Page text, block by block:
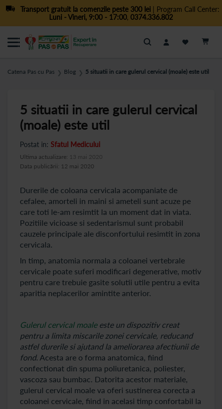
Transport gratuit la comenzile peste 300 lei| Program Call Center:
Luni - Vineri, 9:00 - 17:00, 0374.336.802
Cautare
Catena Pas cu Pas ❯ Blog ❯ 5 situatii in care gulerul cervical (moale) este util
5 situatii in care gulerul cervical
(moale) este util
Postat in: Sfatul Medicului
Data publicării: 12 mai 2020
Ultima actualizare: 13 mai 2020
Durerile de coloana cervicala acompaniate de
cefalee, amorteli in maini si ameteli sunt acuze pe
care toti le-am resimtit la un moment dat in viata.
Pozitiile vicioase si sedentarismul sunt probabil
cauzele principale ale disconfortului resimtit in zona
cervicala.
In timp, anatomia normala a coloanei vertebrale
cervicale poate suferi modificari degenerative, motiv
pentru care trebuie gasite solutii utile pentru a evita
aparitia neplacerilor amintite anterior.
Gulerul cervical moaleeste un dispozitiv creat
pentru a limita miscarile zonei cervicale, reducand
astfel durerile si ajutand la ameliorarea afectiunii de
fond. Acesta are o forma anatomica, fiind
confectionat din spuma poliuretanica, poliester,
vascoza sau bumbac. Datorita acestor materiale,
gulerul cervical moale va oferi sustinerea corecta a
coloanei cervicale, fiind in acelasi timp confortabil la